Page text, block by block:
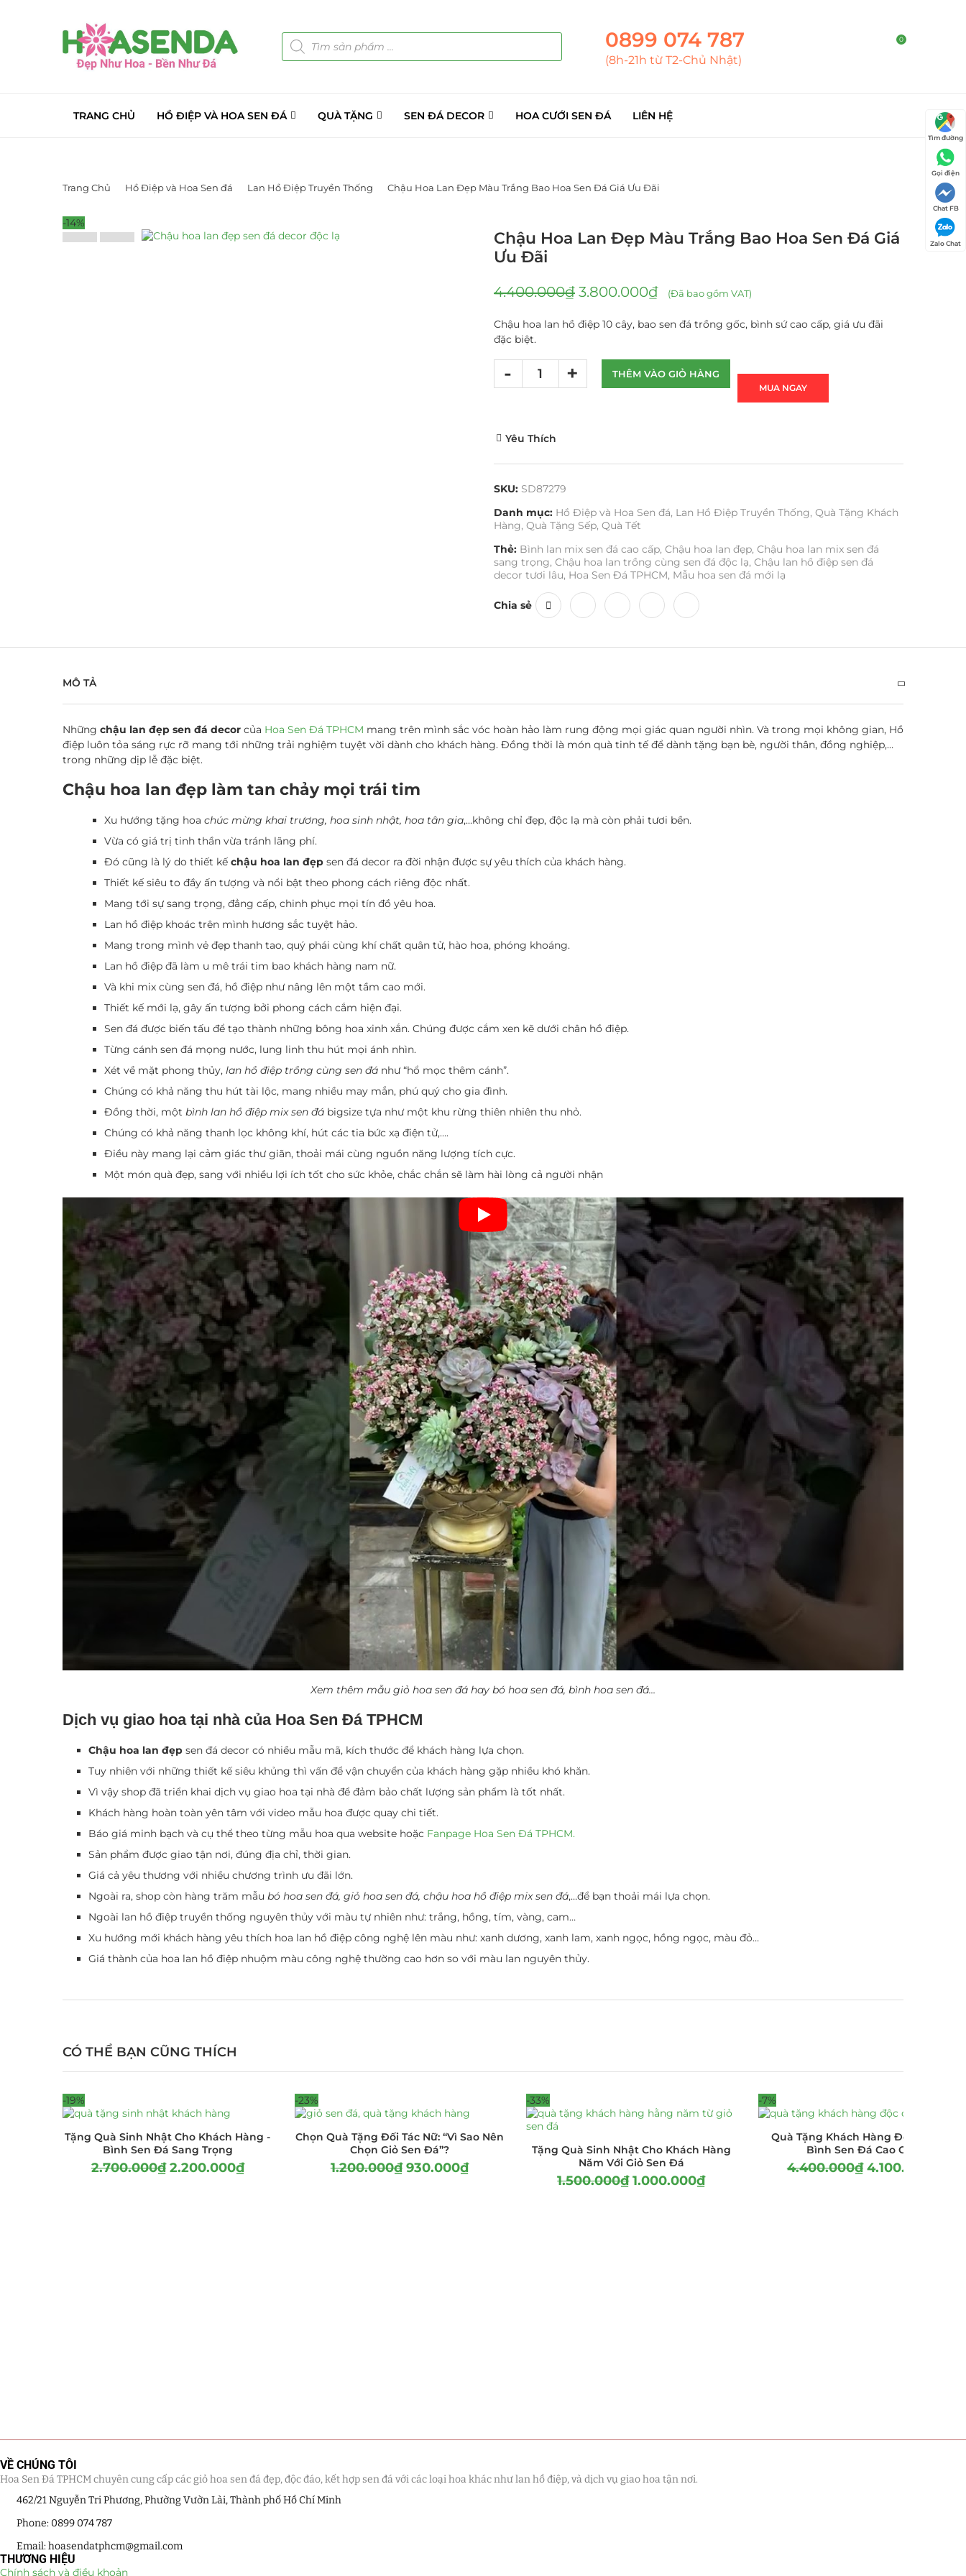
0899 074 787
(8h-21h từ T2-Chủ Nhật)
0
TRANG CHỦ HỒ ĐIỆP VÀ HOA SEN ĐÁ QUÀ TẶNG SEN ĐÁ DECOR HOA CƯỚI SEN ĐÁ LIÊN HỆ
Trang Chủ Hồ Điệp và Hoa Sen đá Lan Hồ Điệp Truyền Thống Chậu Hoa Lan Đẹp Màu Trắng Bao Hoa Sen Đá Giá Ưu Đãi
-14%
Chậu Hoa Lan Đẹp Màu Trắng Bao Hoa Sen Đá Giá
Ưu Đãi
4.400.000₫ 3.800.000₫ (Đã bao gồm VAT)
Chậu hoa lan hồ điệp 10 cây, bao sen đá trồng gốc, bình sứ cao cấp, giá ưu đãi
đặc biệt.
THÊM VÀO GIỎ HÀNG
MUA NGAY
Yêu Thích
SKU: SD87279
Danh mục: Hồ Điệp và Hoa Sen đá, Lan Hồ Điệp Truyền Thống, Quà Tặng Khách
Hàng, Quà Tặng Sếp, Quà Tết
Thẻ: Bình lan mix sen đá cao cấp, Chậu hoa lan đẹp, Chậu hoa lan mix sen đá
sang trọng, Chậu hoa lan trồng cùng sen đá độc lạ, Chậu lan hồ điệp sen đá
decor tươi lâu, Hoa Sen Đá TPHCM, Mẫu hoa sen đá mới lạ
Chia sẻ
MÔ TẢ
Những chậu lan đẹp sen đá decor của Hoa Sen Đá TPHCM mang trên mình sắc vóc hoàn hảo làm rung động mọi giác quan người nhìn. Và trong mọi không gian, Hồ
điệp luôn tỏa sáng rực rỡ mang tới những trải nghiệm tuyệt vời dành cho khách hàng. Đồng thời là món quà tinh tế để dành tặng bạn bè, người thân, đồng nghiệp,…
trong những dịp lễ đặc biệt.
Chậu hoa lan đẹp làm tan chảy mọi trái tim
Xu hướng tặng hoa chúc mừng khai trương, hoa sinh nhật, hoa tân gia,…không chỉ đẹp, độc lạ mà còn phải tươi bền.
Vừa có giá trị tinh thần vừa tránh lãng phí.
Đó cũng là lý do thiết kế chậu hoa lan đẹp sen đá decor ra đời nhận được sự yêu thích của khách hàng.
Thiết kế siêu to đầy ấn tượng và nổi bật theo phong cách riêng độc nhất.
Mang tới sự sang trọng, đẳng cấp, chinh phục mọi tín đồ yêu hoa.
Lan hồ điệp khoác trên mình hương sắc tuyệt hảo.
Mang trong mình vẻ đẹp thanh tao, quý phái cùng khí chất quân tử, hào hoa, phóng khoáng.
Lan hồ điệp đã làm u mê trái tim bao khách hàng nam nữ.
Và khi mix cùng sen đá, hồ điệp như nâng lên một tầm cao mới.
Thiết kế mới lạ, gây ấn tượng bởi phong cách cắm hiện đại.
Sen đá được biến tấu để tạo thành những bông hoa xinh xắn. Chúng được cắm xen kẽ dưới chân hồ điệp.
Từng cánh sen đá mọng nước, lung linh thu hút mọi ánh nhìn.
Xét về mặt phong thủy, lan hồ điệp trồng cùng sen đá như “hổ mọc thêm cánh”.
Chúng có khả năng thu hút tài lộc, mang nhiều may mắn, phú quý cho gia đình.
Đồng thời, một bình lan hồ điệp mix sen đá bigsize tựa như một khu rừng thiên nhiên thu nhỏ.
Chúng có khả năng thanh lọc không khí, hút các tia bức xạ điện tử,….
Điều này mang lại cảm giác thư giãn, thoải mái cùng nguồn năng lượng tích cực.
Một món quà đẹp, sang với nhiều lợi ích tốt cho sức khỏe, chắc chắn sẽ làm hài lòng cả người nhận
Xem thêm mẫu giỏ hoa sen đá hay bó hoa sen đá, bình hoa sen đá…
Dịch vụ giao hoa tại nhà của Hoa Sen Đá TPHCM
Chậu hoa lan đẹp sen đá decor có nhiều mẫu mã, kích thước để khách hàng lựa chọn.
Tuy nhiên với những thiết kế siêu khủng thì vấn để vận chuyển của khách hàng gặp nhiều khó khăn.
Vì vậy shop đã triển khai dịch vụ giao hoa tại nhà để đảm bảo chất lượng sản phẩm là tốt nhất.
Khách hàng hoàn toàn yên tâm với video mẫu hoa được quay chi tiết.
Báo giá minh bạch và cụ thể theo từng mẫu hoa qua website hoặc Fanpage Hoa Sen Đá TPHCM.
Sản phẩm được giao tận nơi, đúng địa chỉ, thời gian.
Giá cả yêu thương với nhiều chương trình ưu đãi lớn.
Ngoài ra, shop còn hàng trăm mẫu bó hoa sen đá, giỏ hoa sen đá, chậu hoa hồ điệp mix sen đá,…để bạn thoải mái lựa chọn.
Ngoài lan hồ điệp truyền thống nguyên thủy với màu tự nhiên như: trắng, hồng, tím, vàng, cam…
Xu hướng mới khách hàng yêu thích hoa lan hồ điệp công nghệ lên màu như: xanh dương, xanh lam, xanh ngọc, hồng ngọc, màu đỏ…
Giá thành của hoa lan hồ điệp nhuộm màu công nghệ thường cao hơn so với màu lan nguyên thủy.
CÓ THỂ BẠN CŨNG THÍCH
-19%
Tặng Quà Sinh Nhật Cho Khách Hàng -
Bình Sen Đá Sang Trọng
2.700.000₫ 2.200.000₫
-23%
Chọn Quà Tặng Đối Tác Nữ: “Vì Sao Nên
Chọn Giỏ Sen Đá”?
1.200.000₫ 930.000₫
-33%
Tặng Quà Sinh Nhật Cho Khách Hàng
Năm Với Giỏ Sen Đá
1.500.000₫ 1.000.000₫
-7%
Quà Tặng Khách Hàng Độc Đáo Từ
Bình Sen Đá Cao Cấp
4.400.000₫ 4.100.000
VỀ CHÚNG TÔI
Hoa Sen Đá TPHCM chuyên cung cấp các giỏ hoa sen đá đẹp, độc đáo, kết hợp sen đá với các loại hoa khác như lan hồ điệp, và dịch vụ giao hoa tận nơi.
462/21 Nguyễn Tri Phương, Phường Vườn Lài, Thành phố Hồ Chí Minh
Phone: 0899 074 787
Email: hoasendatphcm@gmail.com
THƯƠNG HIỆU
Chính sách và điều khoản
Tìm đường
Gọi điện
Chat FB
Zalo Chat